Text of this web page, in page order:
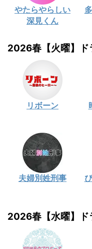
やたらやらしい
深見くん
2026春【火曜】ド
リボーン
夫婦別姓刑事
2026春【水曜】ド